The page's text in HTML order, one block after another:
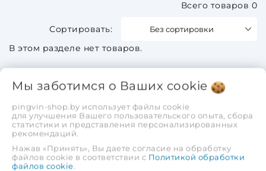
Без сортировки
Всего товаров 0
В этом разделе нет товаров.
Мы заботимся о Ваших cookie
pingvin-shop.by использует файлы cookie
для улучшения Вашего пользовательского опыта, сбора
статистики и представления персонализированных
рекомендаций.
Нажав «Принять», Вы даете согласие на обработку
файлов cookie в соответствии с Политикой обработки
файлов cookie